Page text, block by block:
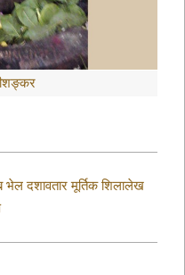
भेल दशावतार मूर्तिक शिलालेख